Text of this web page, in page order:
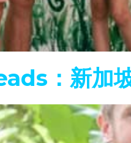
：新加